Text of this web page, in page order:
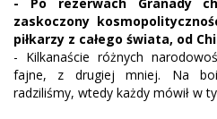
zaskoczony
piłkarzy z całego świata, od
- Kilkanaście różnych
fajne, z drugiej mniej. Na
radziliśmy, wtedy każdy mówił w